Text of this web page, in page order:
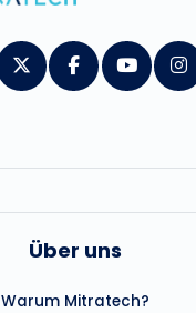
Über uns
Warum Mitratech?